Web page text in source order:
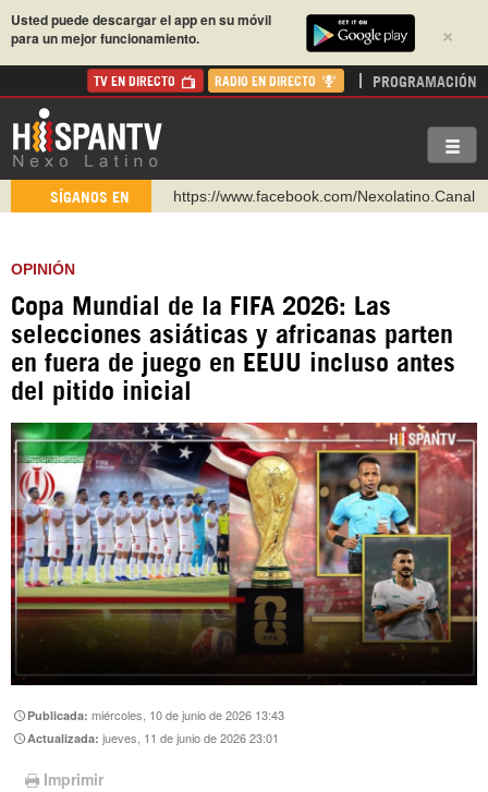
×
Usted puede descargar el app en su móvil
para un mejor funcionamiento.
TV EN DIRECTO RADIO EN DIRECTO PROGRAMACIÓN
SÍGANOS EN
https://www.youtube.com/@nexo_latino
https://urmedium.com/c/hispantv
WhatsApp y Viber: +98 921 79 29 404
Instagram como: hispan_tv
https://www.facebook.com/Nexolatino.Canal
OPINIÓN
Copa Mundial de la FIFA 2026: Las
selecciones asiáticas y africanas parten
en fuera de juego en EEUU incluso antes
del pitido inicial
Publicada:miércoles, 10 de junio de 2026 13:43
Actualizada:jueves, 11 de junio de 2026 23:01
Imprimir